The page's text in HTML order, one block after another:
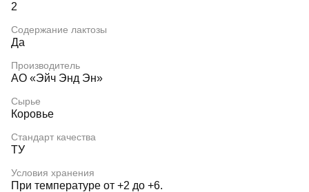
2
Содержание лактозы
Да
Производитель
АО «Эйч Энд Эн»
Сырье
Коровье
Стандарт качества
ТУ
Условия хранения
При температуре от +2 до +6.